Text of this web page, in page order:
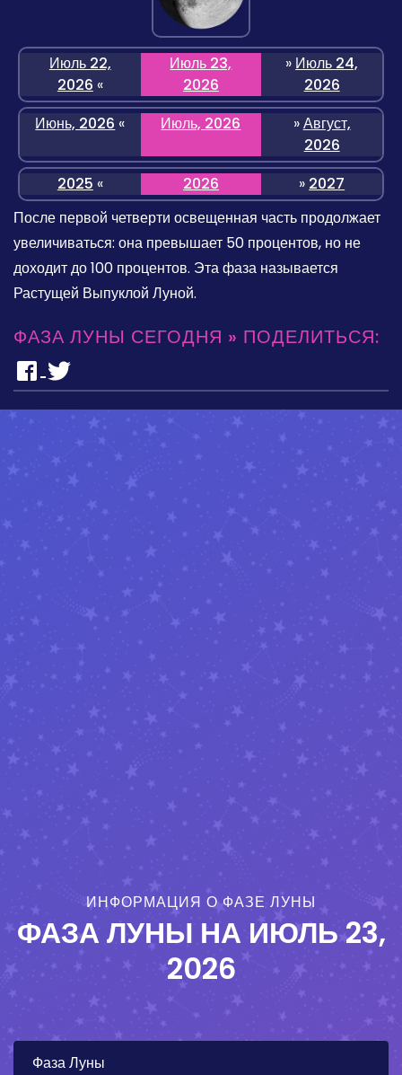
Июль 22,
2026 «
Июль 23,
2026
» Июль 24,
2026
Июнь, 2026 « Июль, 2026 »Август,
2026
2025 « 2026 » 2027
После первой четверти освещенная часть продолжает
увеличиваться: она превышает 50 процентов, но не
доходит до 100 процентов. Эта фаза называется
Растущей Выпуклой Луной.
ФАЗА ЛУНЫ СЕГОДНЯ » ПОДЕЛИТЬСЯ:
ИНФОРМАЦИЯ О ФАЗЕ ЛУНЫ
ФАЗА ЛУНЫ НА ИЮЛЬ 23,
2026
Фаза Луны